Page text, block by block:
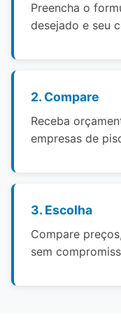
Preencha o
desejado e seu
2. Compare
Receba
empresas de
3. Escolha
Compare
sem